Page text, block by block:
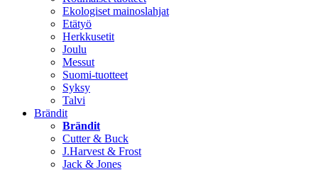
Ekologiset mainoslahjat
Etätyö
Herkkusetit
Joulu
Messut
Suomi-tuotteet
Syksy
Talvi
Brändit
Brändit
Cutter & Buck
J.Harvest & Frost
Jack & Jones